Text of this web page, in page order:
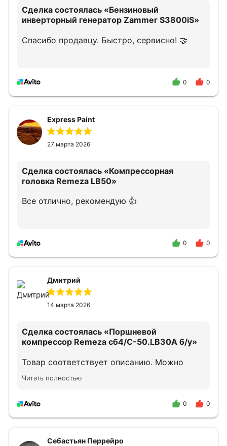
Сделка состоялась «Бензиновый
инверторный генератор Zammer S3800iS»
Спасибо продавцу. Быстро, сервисно! 🤝
0 0
Express Paint
27 марта 2026
Сделка состоялась «Компрессорная
головка Remeza LB50»
Все отлично, рекомендую 👍
0 0
Дмитрий
14 марта 2026
Сделка состоялась «Поршневой
компрессор Remeza сб4/С-50.LB30A б/у»
Товар соответствует описанию. Можно
Читать полностью
0 0
Себастьян Перрейро